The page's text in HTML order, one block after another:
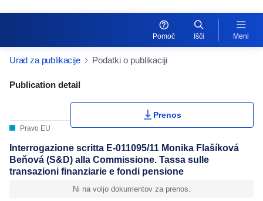
Pomoč Išči Meni
Urad za publikacije Podatki o publikaciji
Publication Detail Actions Portlet
Publication detail
Pravo EU
Prenos
Interrogazione scritta E-011095/11 Monika Flašíková
Beňová (S&D) alla Commissione. Tassa sulle
transazioni finanziarie e fondi pensione
Ni na voljo dokumentov za prenos.